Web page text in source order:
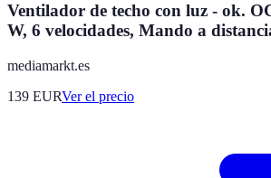
Ventilador de techo con luz - ok.
W, 6 velocidades, Mando a
mediamarkt.es
139 EURVer el precio